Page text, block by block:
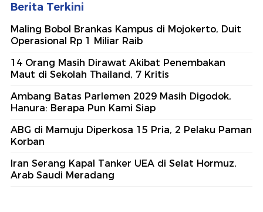
Berita Terkini
Maling Bobol Brankas Kampus di Mojokerto, Duit
Operasional Rp 1 Miliar Raib
14 Orang Masih Dirawat Akibat Penembakan
Maut di Sekolah Thailand, 7 Kritis
Ambang Batas Parlemen 2029 Masih Digodok,
Hanura: Berapa Pun Kami Siap
ABG di Mamuju Diperkosa 15 Pria, 2 Pelaku Paman
Korban
Iran Serang Kapal Tanker UEA di Selat Hormuz,
Arab Saudi Meradang